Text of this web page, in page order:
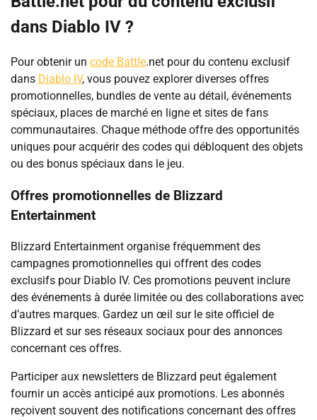
dans Diablo IV ?
Pour obtenir un code Battle.net pour du contenu exclusif
dans Diablo IV, vous pouvez explorer diverses offres
promotionnelles, bundles de vente au détail, événements
spéciaux, places de marché en ligne et sites de fans
communautaires. Chaque méthode offre des opportunités
uniques pour acquérir des codes qui débloquent des objets
ou des bonus spéciaux dans le jeu.
Offres promotionnelles de Blizzard
Entertainment
Blizzard Entertainment organise fréquemment des
campagnes promotionnelles qui offrent des codes
exclusifs pour Diablo IV. Ces promotions peuvent inclure
des événements à durée limitée ou des collaborations avec
d’autres marques. Gardez un œil sur le site officiel de
Blizzard et sur ses réseaux sociaux pour des annonces
concernant ces offres.
Participer aux newsletters de Blizzard peut également
fournir un accès anticipé aux promotions. Les abonnés
reçoivent souvent des notifications concernant des offres